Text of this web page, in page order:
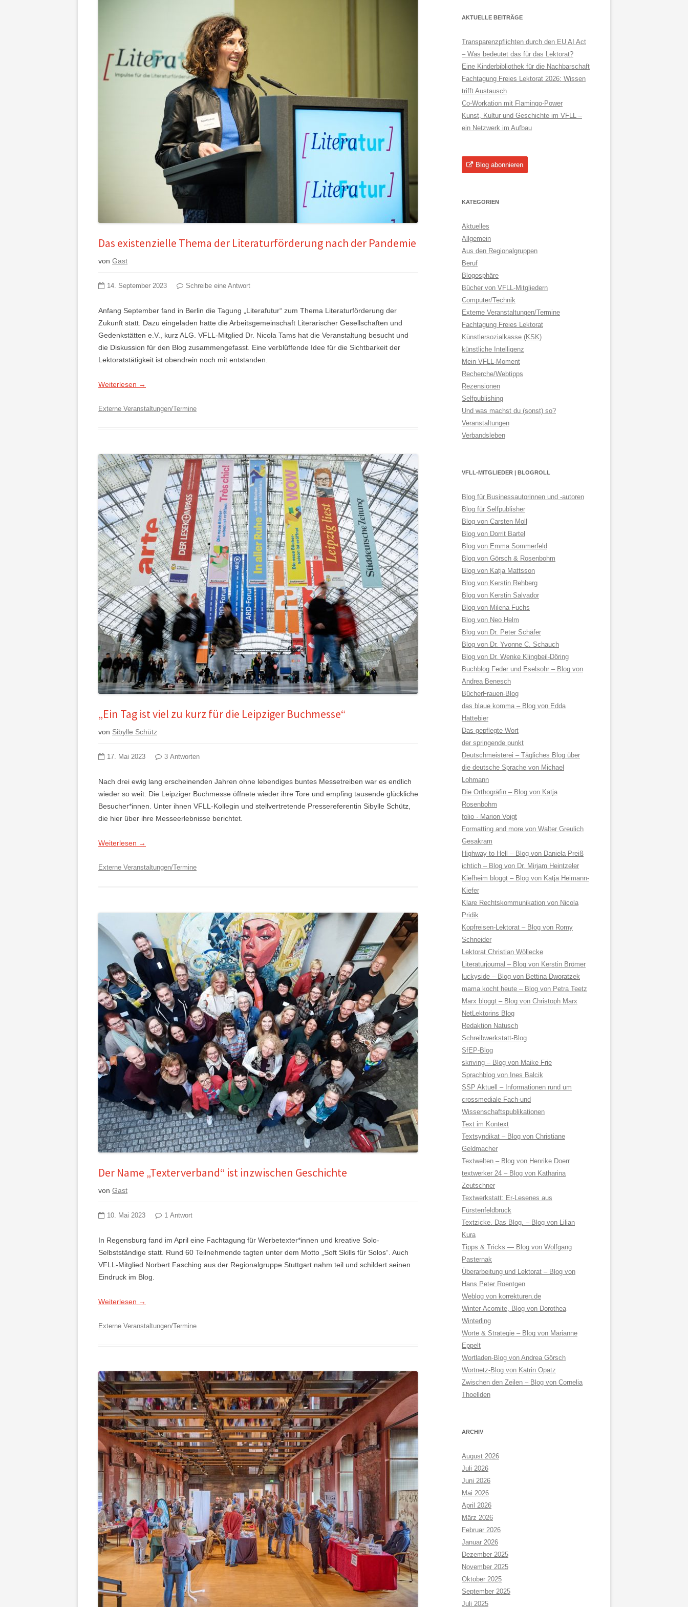
Das existenzielle Thema der Literaturförderung nach der Pandemie
von Gast
14. September 2023 Schreibe eine Antwort
Anfang September fand in Berlin die Tagung „Literafutur“ zum Thema Literaturförderung der
Zukunft statt. Dazu eingeladen hatte die Arbeitsgemeinschaft Literarischer Gesellschaften und
Gedenkstätten e.V., kurz ALG. VFLL-Mitglied Dr. Nicola Tams hat die Veranstaltung besucht und
die Diskussion für den Blog zusammengefasst. Eine verblüffende Idee für die Sichtbarkeit der
Lektoratstätigkeit ist obendrein noch mit entstanden.
Weiterlesen →
Externe Veranstaltungen/Termine
„Ein Tag ist viel zu kurz für die Leipziger Buchmesse“
von Sibylle Schütz
17. Mai 2023 3 Antworten
Nach drei ewig lang erscheinenden Jahren ohne lebendiges buntes Messetreiben war es endlich
wieder so weit: Die Leipziger Buchmesse öffnete wieder ihre Tore und empfing tausende glückliche
Besucher*innen. Unter ihnen VFLL-Kollegin und stellvertretende Pressereferentin Sibylle Schütz,
die hier über ihre Messeerlebnisse berichtet.
Weiterlesen →
Externe Veranstaltungen/Termine
Der Name „Texterverband“ ist inzwischen Geschichte
von Gast
10. Mai 2023 1 Antwort
In Regensburg fand im April eine Fachtagung für Werbetexter*innen und kreative Solo-
Selbstständige statt. Rund 60 Teilnehmende tagten unter dem Motto „Soft Skills für Solos“. Auch
VFLL-Mitglied Norbert Fasching aus der Regionalgruppe Stuttgart nahm teil und schildert seinen
Eindruck im Blog.
Weiterlesen →
Externe Veranstaltungen/Termine
AKTUELLE BEITRÄGE
Transparenzpflichten durch den EU AI Act
– Was bedeutet das für das Lektorat?
Eine Kinderbibliothek für die Nachbarschaft
Fachtagung Freies Lektorat 2026: Wissen
trifft Austausch
Co-Workation mit Flamingo-Power
Kunst, Kultur und Geschichte im VFLL –
ein Netzwerk im Aufbau
Blog abonnieren
KATEGORIEN
Aktuelles
Allgemein
Aus den Regionalgruppen
Beruf
Blogosphäre
Bücher von VFLL-Mitgliedern
Computer/Technik
Externe Veranstaltungen/Termine
Fachtagung Freies Lektorat
Künstlersozialkasse (KSK)
künstliche Intelligenz
Mein VFLL-Moment
Recherche/Webtipps
Rezensionen
Selfpublishing
Und was machst du (sonst) so?
Veranstaltungen
Verbandsleben
VFLL-MITGLIEDER | BLOGROLL
Blog für Businessautorinnen und -autoren
Blog für Selfpublisher
Blog von Carsten Moll
Blog von Dorrit Bartel
Blog von Emma Sommerfeld
Blog von Görsch & Rosenbohm
Blog von Katja Mattsson
Blog von Kerstin Rehberg
Blog von Kerstin Salvador
Blog von Milena Fuchs
Blog von Neo Helm
Blog von Dr. Peter Schäfer
Blog von Dr. Yvonne C. Schauch
Blog von Dr. Wenke Klingbeil-Döring
Buchblog Feder und Eselsohr – Blog von
Andrea Benesch
BücherFrauen-Blog
das blaue komma – Blog von Edda
Hattebier
Das gepflegte Wort
der springende punkt
Deutschmeisterei – Tägliches Blog über
die deutsche Sprache von Michael
Lohmann
Die Orthogräfin – Blog von Katja
Rosenbohm
folio · Marion Voigt
Formatting and more von Walter Greulich
Gesakram
Highway to Hell – Blog von Daniela Preiß
ichtich – Blog von Dr. Mirjam Heintzeler
Kiefheim bloggt – Blog von Katja Heimann-
Kiefer
Klare Rechtskommunikation von Nicola
Pridik
Kopfreisen-Lektorat – Blog von Romy
Schneider
Lektorat Christian Wöllecke
Literaturjournal – Blog von Kerstin Brömer
luckyside – Blog von Bettina Dworatzek
mama kocht heute – Blog von Petra Teetz
Marx bloggt – Blog von Christoph Marx
NetLektorins Blog
Redaktion Natusch
Schreibwerkstatt-Blog
SfEP-Blog
skriving – Blog von Maike Frie
Sprachblog von Ines Balcik
SSP Aktuell – Informationen rund um
crossmediale Fach-und
Wissenschaftspublikationen
Text im Kontext
Textsyndikat – Blog von Christiane
Geldmacher
Textwelten – Blog von Henrike Doerr
textwerker 24 – Blog von Katharina
Zeutschner
Textwerkstatt: Er-Lesenes aus
Fürstenfeldbruck
Textzicke. Das Blog. – Blog von Lilian
Kura
Tipps & Tricks — Blog von Wolfgang
Pasternak
Überarbeitung und Lektorat – Blog von
Hans Peter Roentgen
Weblog von korrekturen.de
Winter-Acomite, Blog von Dorothea
Winterling
Worte & Strategie – Blog von Marianne
Eppelt
Wortladen-Blog von Andrea Görsch
Wortnetz-Blog von Katrin Opatz
Zwischen den Zeilen – Blog von Cornelia
Thoellden
ARCHIV
August 2026
Juli 2026
Juni 2026
Mai 2026
April 2026
März 2026
Februar 2026
Januar 2026
Dezember 2025
November 2025
Oktober 2025
September 2025
Juli 2025